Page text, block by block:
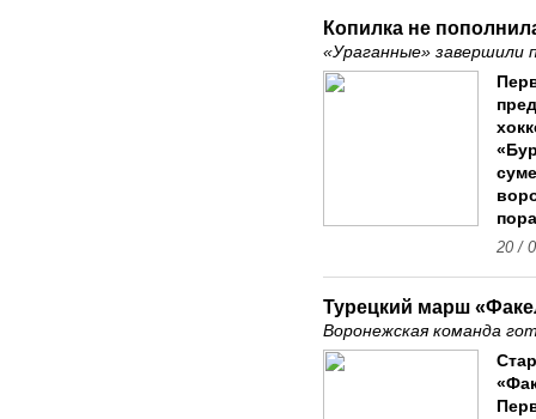
Копилка не
«Ураганные» завершили
20 /
Турецкий марш
Воронежская команда